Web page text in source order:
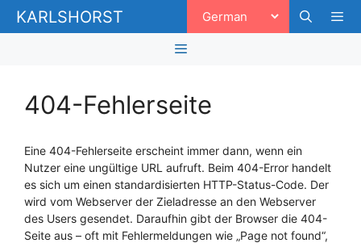
Zum
InhaltKARLSHORST
404-Fehlerseite
Eine 404-Fehlerseite erscheint immer dann, wenn ein
Nutzer eine ungültige URL aufruft. Beim 404-Error handelt
es sich um einen standardisierten HTTP-Status-Code. Der
wird vom Webserver der Zieladresse an den Webserver
des Users gesendet. Daraufhin gibt der Browser die 404-
Seite aus – oft mit Fehlermeldungen wie „Page not found“,